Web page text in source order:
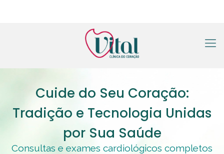
Cuide do Seu Coração:
Tradição e Tecnologia Unidas
por Sua Saúde
Consultas e exames cardiológicos completos